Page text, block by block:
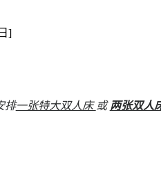
]
排一张特大双人床 或两张双人